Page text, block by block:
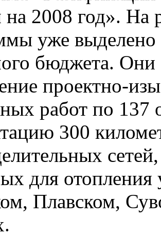
на 2008 год». На
уже
бюджета. Они
проектно-
работ по 137
300
для
Плавском,